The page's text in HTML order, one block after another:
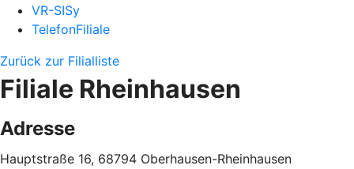
VR-SISy
TelefonFiliale
Zurück zur Filialliste
Filiale Rheinhausen
Adresse
Hauptstraße 16, 68794 Oberhausen-Rheinhausen